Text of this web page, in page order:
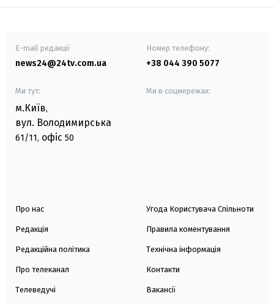
E-mail редакції
news24@24tv.com.ua
Номер телефону:
+38 044 390 5077
Ми тут:
м.Київ,
вул. Володимирська
61/11, офіс 50
Ми в соцмережах:
Про нас
Редакція
Редакційна політика
Про телеканал
Телеведучі
Угода Користувача Спільноти
Правила коментування
Технічна інформація
Контакти
Вакансії